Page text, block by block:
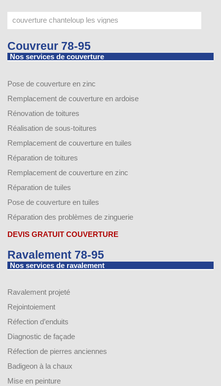
Couvreur 78-95
Nos services de couverture
Pose de couverture en zinc
Remplacement de couverture en ardoise
Rénovation de toitures
Réalisation de sous-toitures
Remplacement de couverture en tuiles
Réparation de toitures
Remplacement de couverture en zinc
Réparation de tuiles
Pose de couverture en tuiles
Réparation des problèmes de zinguerie
DEVIS GRATUIT COUVERTURE
Ravalement 78-95
Nos services de ravalement
Ravalement projeté
Rejointoiement
Réfection d’enduits
Diagnostic de façade
Réfection de pierres anciennes
Badigeon à la chaux
Mise en peinture